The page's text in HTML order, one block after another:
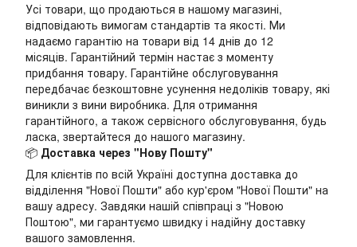
Усі товари, що продаються в нашому магазині,
відповідають вимогам стандартів та якості. Ми
надаємо гарантію на товари від 14 днів до 12
місяців. Гарантійний термін настає з моменту
придбання товару. Гарантійне обслуговування
передбачає безкоштовне усунення недоліків товару, які
виникли з вини виробника. Для отримання
гарантійного, а також сервісного обслуговування, будь
ласка, звертайтеся до нашого магазину.
📦 Доставка через "Нову Пошту"
Для клієнтів по всій Україні доступна доставка до
відділення "Нової Пошти" або кур'єром "Нової Пошти" на
вашу адресу. Завдяки нашій співпраці з "Новою
Поштою", ми гарантуємо швидку і надійну доставку
вашого замовлення.